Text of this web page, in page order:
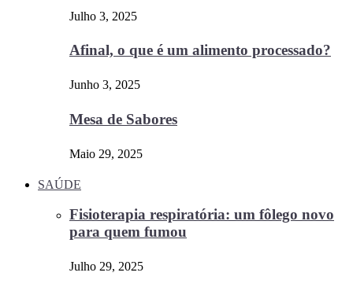
Julho 3, 2025
Afinal, o que é um alimento processado?
Junho 3, 2025
Mesa de Sabores
Maio 29, 2025
SAÚDE
Fisioterapia respiratória: um fôlego novo
para quem fumou
Julho 29, 2025